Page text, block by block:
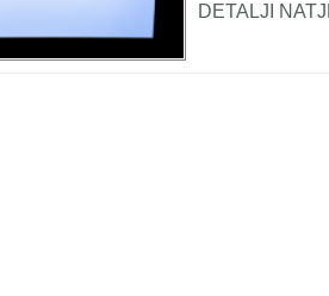
DETALJI